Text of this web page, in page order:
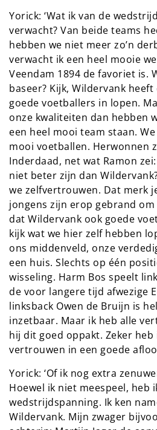
Yorick: ‘Wat ik van de
verwacht? Van beide teams
hebben we niet meer zo’n
verwacht ik een heel mooie
Veendam 1894 de favoriet is.
baseer? Kijk, Wildervank
goede voetballers in lopen.
onze kwaliteiten dan hebben
een heel mooi team staan.
mooi voetballen. Herwonnen
Inderdaad, net wat Ramon
niet beter zijn dan
we zelfvertrouwen. Dat merk
jongens zijn erop gebrand
dat Wildervank ook goede
kijk wat we hier zelf hebben
ons middenveld, onze
een huis. Slechts op één
wisseling. Harm Bos speelt
de voor langere tijd afwezige
linksback Owen de Bruijn is
inzetbaar. Maar ik heb alle
hij dit goed oppakt. Zeker heb
vertrouwen in een goede
Yorick: ‘Of ik nog extra
Hoewel ik niet meespeel, heb
wedstrijdspanning. Ik ken
Wildervank. Mijn zwager